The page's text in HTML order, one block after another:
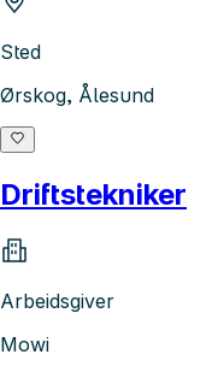
Sted
Ørskog, Ålesund
Driftstekniker
Arbeidsgiver
Mowi